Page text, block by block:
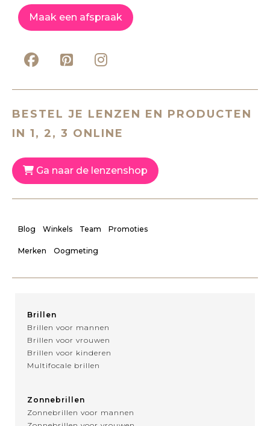
Maak een afspraak
BESTEL JE LENZEN EN PRODUCTEN
IN 1, 2, 3 ONLINE
Ga naar de lenzenshop
Blog Winkels Team Promoties
Merken Oogmeting
Brillen
Brillen voor mannen
Brillen voor vrouwen
Brillen voor kinderen
Multifocale brillen
Zonnebrillen
Zonnebrillen voor mannen